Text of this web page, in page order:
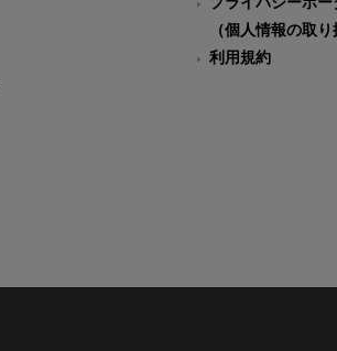
（個人情報の取り
利用規約